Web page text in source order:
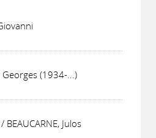
Georges (1934-...)
Julos